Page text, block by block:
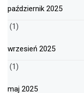
październik 2025
(1)
wrzesień 2025
(1)
maj 2025